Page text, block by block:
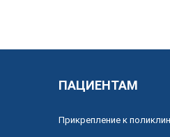
ПАЦИЕНТАМ
Прикрепление к